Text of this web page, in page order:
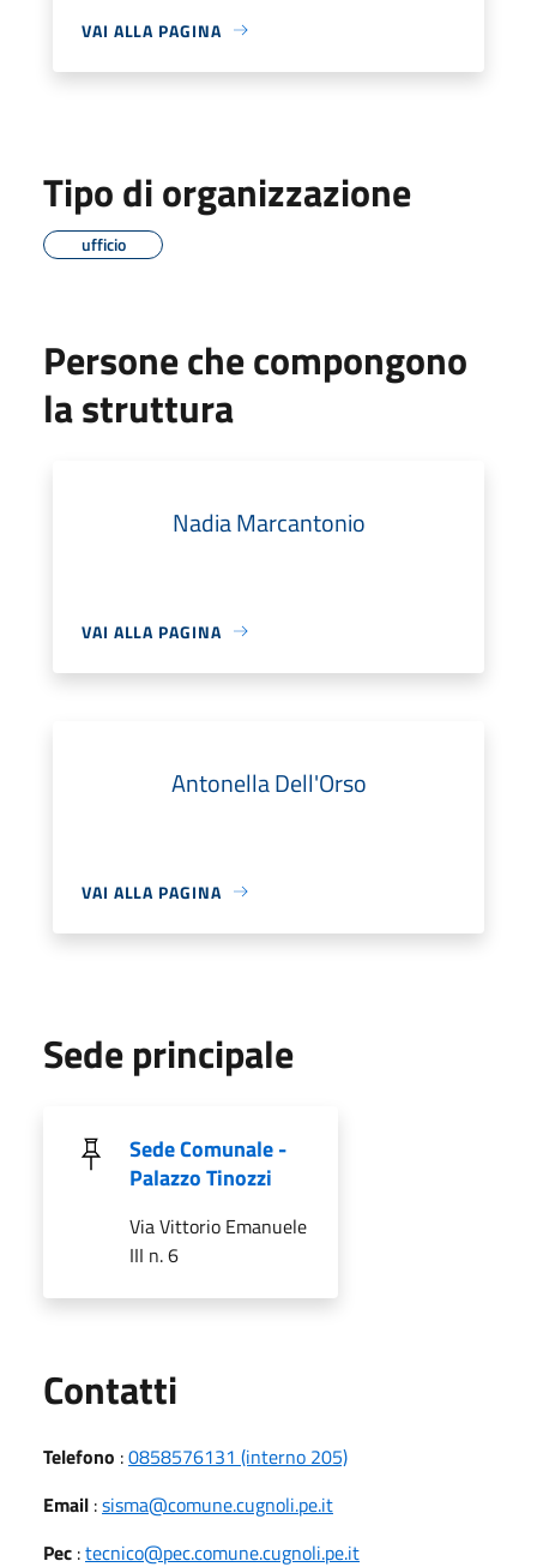
VAI ALLA PAGINA
Tipo di organizzazione
ufficio
Persone che compongono
la struttura
Nadia Marcantonio
VAI ALLA PAGINA
Antonella Dell'Orso
VAI ALLA PAGINA
Sede principale
Sede Comunale -
Palazzo Tinozzi
Via Vittorio Emanuele
III n. 6
Contatti
Telefono :0858576131 (interno 205)
Email :sisma@comune.cugnoli.pe.it
Pec :tecnico@pec.comune.cugnoli.pe.it